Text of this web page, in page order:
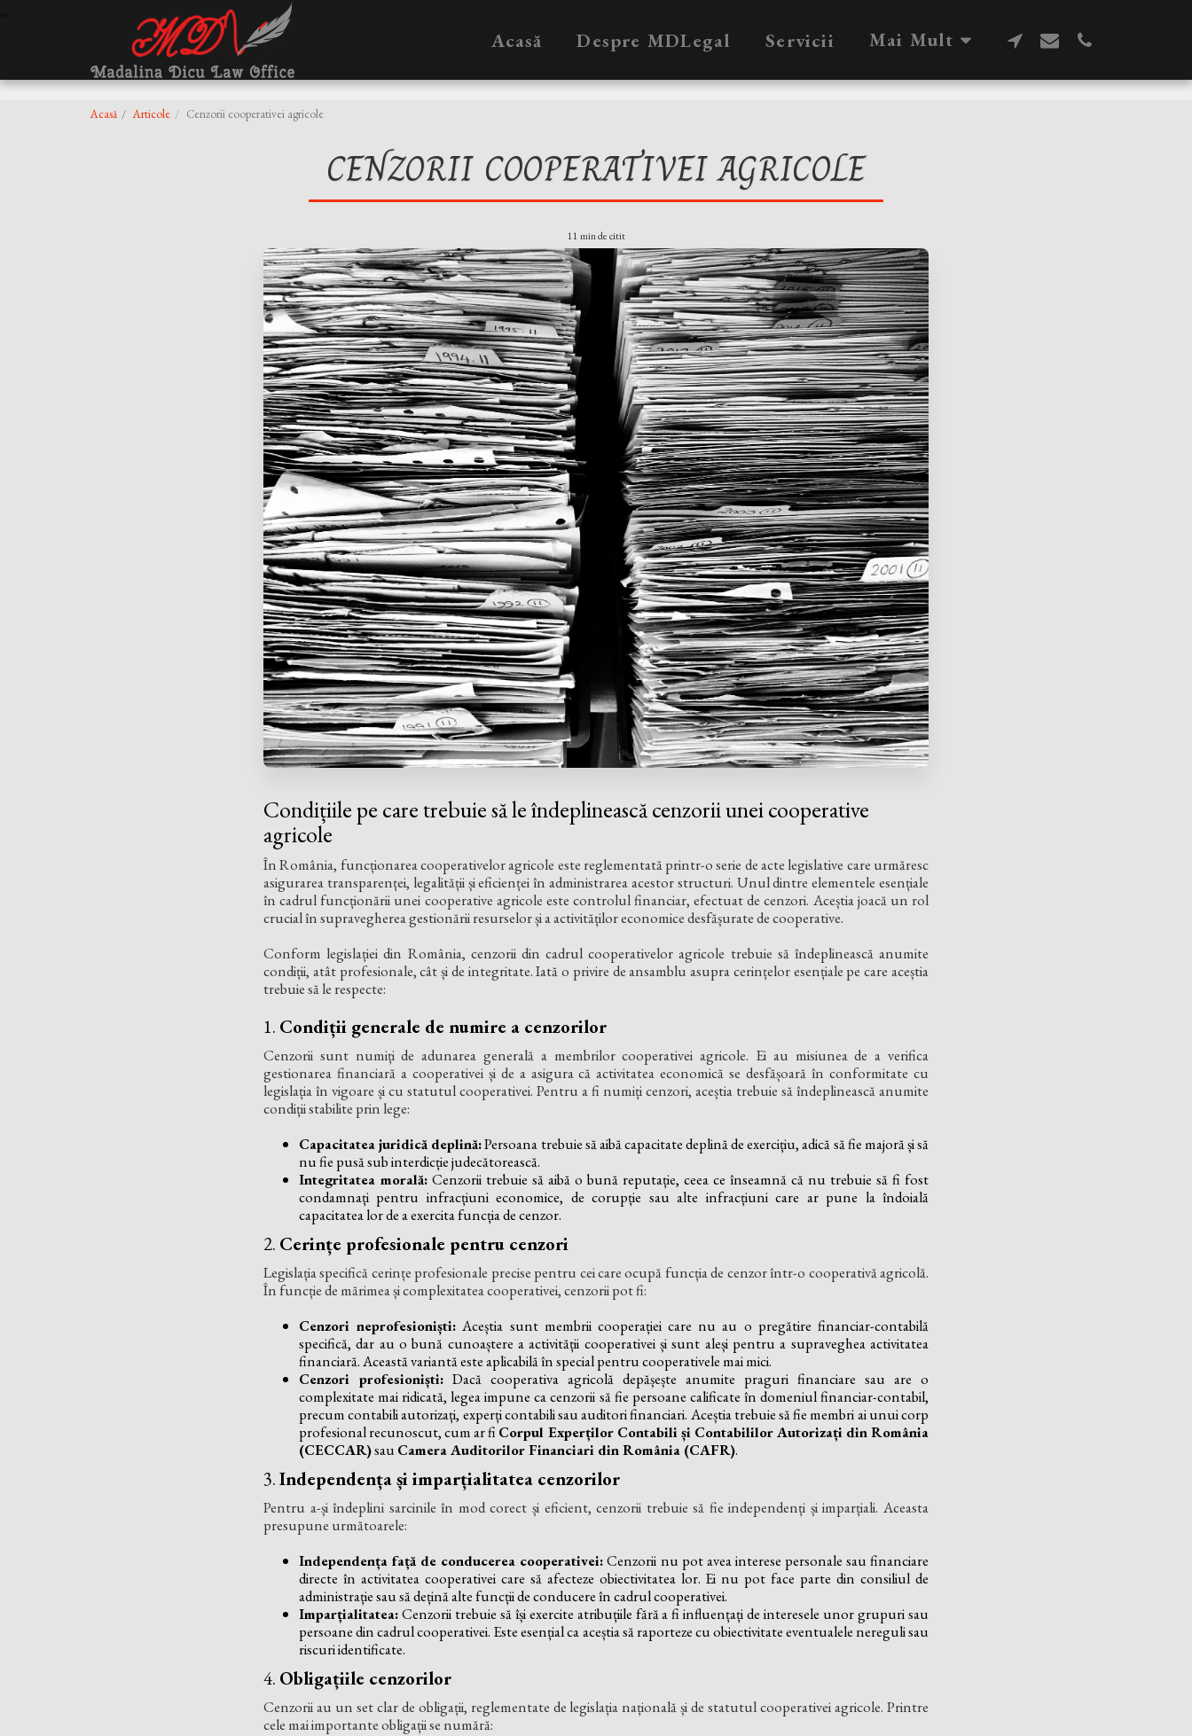
Acasă Despre MDLegal Servicii Mai Mult
Acasă Articole Cenzorii cooperativei agricole
CENZORII COOPERATIVEI AGRICOLE
11 min de citit
Condițiile pe care trebuie să le îndeplinească cenzorii unei cooperative
agricole
În România, funcționarea cooperativelor agricole este reglementată printr-o serie de acte legislative care urmăresc
asigurarea transparenței, legalității și eficienței în administrarea acestor structuri. Unul dintre elementele esențiale
în cadrul funcționării unei cooperative agricole este controlul financiar, efectuat de cenzori. Aceștia joacă un rol
crucial în supravegherea gestionării resurselor și a activităților economice desfășurate de cooperative.
Conform legislației din România, cenzorii din cadrul cooperativelor agricole trebuie să îndeplinească anumite
condiții, atât profesionale, cât și de integritate. Iată o privire de ansamblu asupra cerințelor esențiale pe care aceștia
trebuie să le respecte:
1. Condiții generale de numire a cenzorilor
Cenzorii sunt numiți de adunarea generală a membrilor cooperativei agricole. Ei au misiunea de a verifica
gestionarea financiară a cooperativei și de a asigura că activitatea economică se desfășoară în conformitate cu
legislația în vigoare și cu statutul cooperativei. Pentru a fi numiți cenzori, aceștia trebuie să îndeplinească anumite
condiții stabilite prin lege:
Capacitatea juridică deplină:Persoana trebuie să aibă capacitate deplină de exercițiu, adică să fie majoră și să
nu fie pusă sub interdicție judecătorească.
Integritatea morală: Cenzorii trebuie să aibă o bună reputație, ceea ce înseamnă că nu trebuie să fi fost
condamnați pentru infracțiuni economice, de corupție sau alte infracțiuni care ar pune la îndoială
capacitatea lor de a exercita funcția de cenzor.
2. Cerințe profesionale pentru cenzori
Legislația specifică cerințe profesionale precise pentru cei care ocupă funcția de cenzor într-o cooperativă agricolă.
În funcție de mărimea și complexitatea cooperativei, cenzorii pot fi:
Cenzori neprofesioniști: Aceștia sunt membrii cooperației care nu au o pregătire financiar-contabilă
specifică, dar au o bună cunoaștere a activității cooperativei și sunt aleși pentru a supraveghea activitatea
financiară. Această variantă este aplicabilă în special pentru cooperativele mai mici.
Cenzori profesioniști: Dacă cooperativa agricolă depășește anumite praguri financiare sau are o
complexitate mai ridicată, legea impune ca cenzorii să fie persoane calificate în domeniul financiar-contabil,
precum contabili autorizați, experți contabili sau auditori financiari. Aceștia trebuie să fie membri ai unui corp
profesional recunoscut, cum ar fi Corpul Experților Contabili și Contabililor Autorizați din România
(CECCAR)sauCamera Auditorilor Financiari din România (CAFR).
3.Independența și imparțialitatea cenzorilor
Pentru a-și îndeplini sarcinile în mod corect și eficient, cenzorii trebuie să fie independenți și imparțiali. Aceasta
presupune următoarele:
Independența față de conducerea cooperativei:Cenzorii nu pot avea interese personale sau financiare
directe în activitatea cooperativei care să afecteze obiectivitatea lor. Ei nu pot face parte din consiliul de
administrație sau să dețină alte funcții de conducere în cadrul cooperativei.
Imparțialitatea:Cenzorii trebuie să își exercite atribuțiile fără a fi influențați de interesele unor grupuri sau
persoane din cadrul cooperativei. Este esențial ca aceștia să raporteze cu obiectivitate eventualele nereguli sau
riscuri identificate.
4. Obligațiile cenzorilor
Cenzorii au un set clar de obligații, reglementate de legislația națională și de statutul cooperativei agricole. Printre
cele mai importante obligații se numără: